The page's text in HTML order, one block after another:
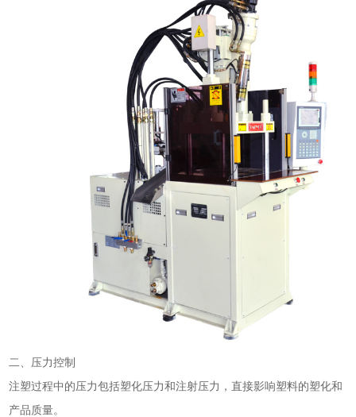
二、压力控制
注塑过程中的压力包括塑化压力和注射压力，直接影响塑料的塑化和
产品质量。